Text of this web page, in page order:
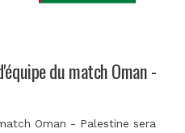
du match Oman -
Oman - Palestine sera